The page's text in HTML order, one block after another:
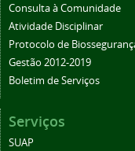
Consulta à Comunidade
Atividade Disciplinar
Protocolo de
Gestão 2012-2019
Boletim de Serviços
Serviços
SUAP